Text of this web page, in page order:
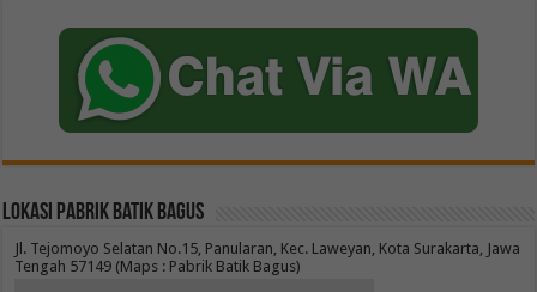
Lokasi Pabrik Batik Bagus
Jl. Tejomoyo Selatan No.15, Panularan, Kec. Laweyan, Kota Surakarta, Jawa
Tengah 57149 (Maps : Pabrik Batik Bagus)